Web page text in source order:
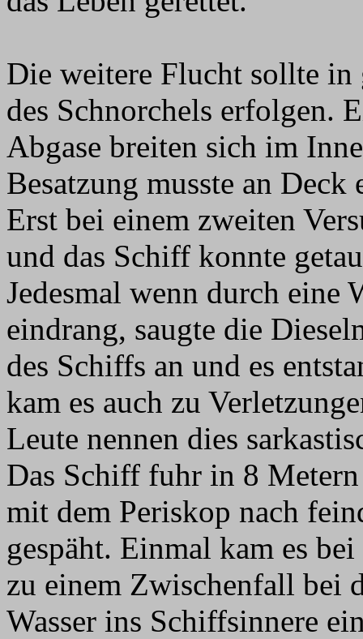
Die weitere Flucht sollte in
des Schnorchels erfolgen.
Abgase breiten sich im
Besatzung musste an
Erst bei einem zweiten
und das Schiff konnte
Jedesmal wenn durch eine
eindrang, saugte die
des Schiffs an und es
kam es auch zu
Leute nennen dies
Das Schiff fuhr in 8
mit dem Periskop nach
gespäht. Einmal kam es
zu einem Zwischenfall bei
Wasser ins Schiffsinnere